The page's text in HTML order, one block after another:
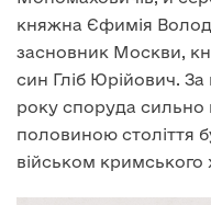
княжна Єфимія
засновник Москви,
син Гліб Юрійович. За
року споруда сильно
половиною століття
військом кримського